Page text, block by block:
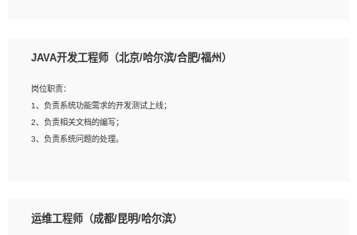
岗位要求：
2、精通linux命令。
3、熟悉oracle、mysql 数据库。
4、善于沟通，具有良好的团队合作精神和协作能力。
5、必须有实际的生产环境系统维护经验。
JAVA开发工程师（北京/哈尔滨/合肥/福州）
岗位职责：
1、负责系统功能需求的开发测试上线；
2、负责相关文档的编写；
3、负责系统问题的处理。
2、熟悉linux命令；
运维工程师（成都/昆明/哈尔滨）